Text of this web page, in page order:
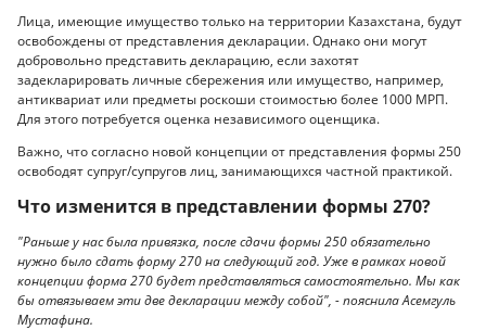
Лица, имеющие имущество только на территории Казахстана, будут
освобождены от представления декларации. Однако они могут
добровольно представить декларацию, если захотят
задекларировать личные сбережения или имущество, например,
антиквариат или предметы роскоши стоимостью более 1000 МРП.
Для этого потребуется оценка независимого оценщика.
Важно, что согласно новой концепции от представления формы 250
освободят супруг/супругов лиц, занимающихся частной практикой.
Что изменится в представлении формы 270?
"Раньше у нас была привязка, после сдачи формы 250 обязательно
нужно было сдать форму 270 на следующий год. Уже в рамках новой
концепции форма 270 будет представляться самостоятельно. Мы как
бы отвязываем эти две декларации между собой", - пояснила Асемгуль
Мустафина.